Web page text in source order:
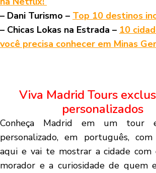
– Dani Turismo – Top 10 destinos
– Chicas Lokas na Estrada – 10
você precisa conhecer em Minas
Viva Madrid Tours
personalizados
Conheça Madrid em um tour
personalizado, em português,
aqui e vai te mostrar a cidade com
morador e a curiosidade de quem